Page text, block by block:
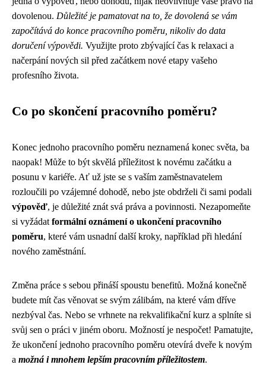
dovolenou. Důležité je pamatovat na to, že dovolená se vám
započítává do konce pracovního poměru, nikoliv do data
doručení výpovědi. Využijte proto zbývající čas k relaxaci a
načerpání nových sil před začátkem nové etapy vašeho
profesního života.
Co po skončení pracovního poměru?
Konec jednoho pracovního poměru neznamená konec světa, ba
naopak! Může to být skvělá příležitost k novému začátku a
posunu v kariéře. Ať už jste se s vaším zaměstnavatelem
rozloučili po vzájemné dohodě, nebo jste obdrželi či sami podali
výpověď, je důležité znát svá práva a povinnosti. Nezapomeňte
si vyžádat formální oznámení o ukončení pracovního
poměru, které vám usnadní další kroky, například při hledání
nového zaměstnání.
Změna práce s sebou přináší spoustu benefitů. Možná konečně
budete mít čas věnovat se svým zálibám, na které vám dříve
nezbýval čas. Nebo se vrhnete na rekvalifikační kurz a splníte si
svůj sen o práci v jiném oboru. Možností je nespočet! Pamatujte,
že ukončení jednoho pracovního poměru otevírá dveře k novým
a možná i mnohem lepším pracovním příležitostem.